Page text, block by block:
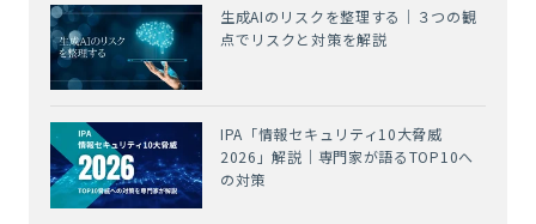
生成AIのリスクを整理する｜３つの観
点でリスクと対策を解説
IPA「情報セキュリティ10大脅威
2026」解説｜専門家が語るTOP10へ
の対策